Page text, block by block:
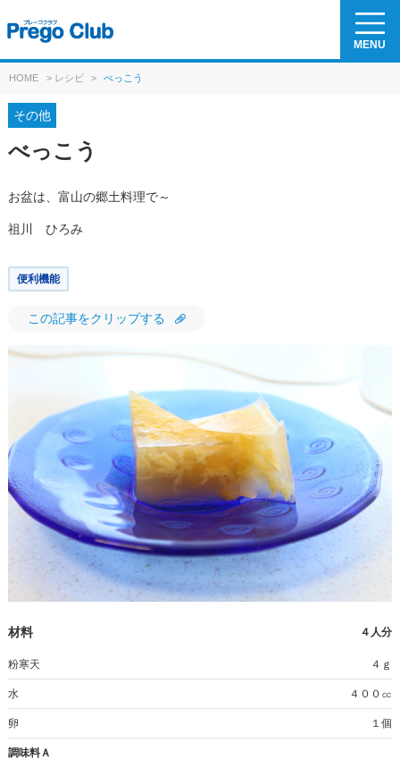
MENU
HOME > レシピ > べっこう
その他
べっこう
お盆は、富山の郷土料理で～
祖川 ひろみ
便利機能
この記事をクリップする
材料 ４人分
粉寒天 ４ｇ
水 ４００㏄
卵 １個
調味料Ａ